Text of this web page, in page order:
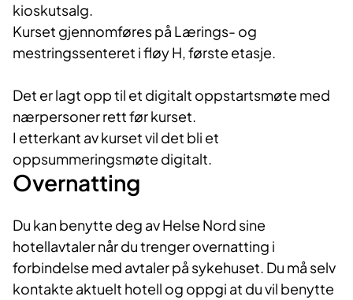
kioskutsalg.
Kurset gjennomføres på Lærings- og
mestringssenteret i fløy H, første etasje.
Det er lagt opp til et digitalt oppstartsmøte med
nærpersoner rett før kurset.
I etterkant av kurset vil det bli et
oppsummeringsmøte digitalt.
Overnatting
Du kan benytte deg av Helse Nord sine
hotellavtaler når du trenger overnatting i
forbindelse med avtaler på sykehuset. Du må selv
kontakte aktuelt hotell og oppgi at du vil benytte